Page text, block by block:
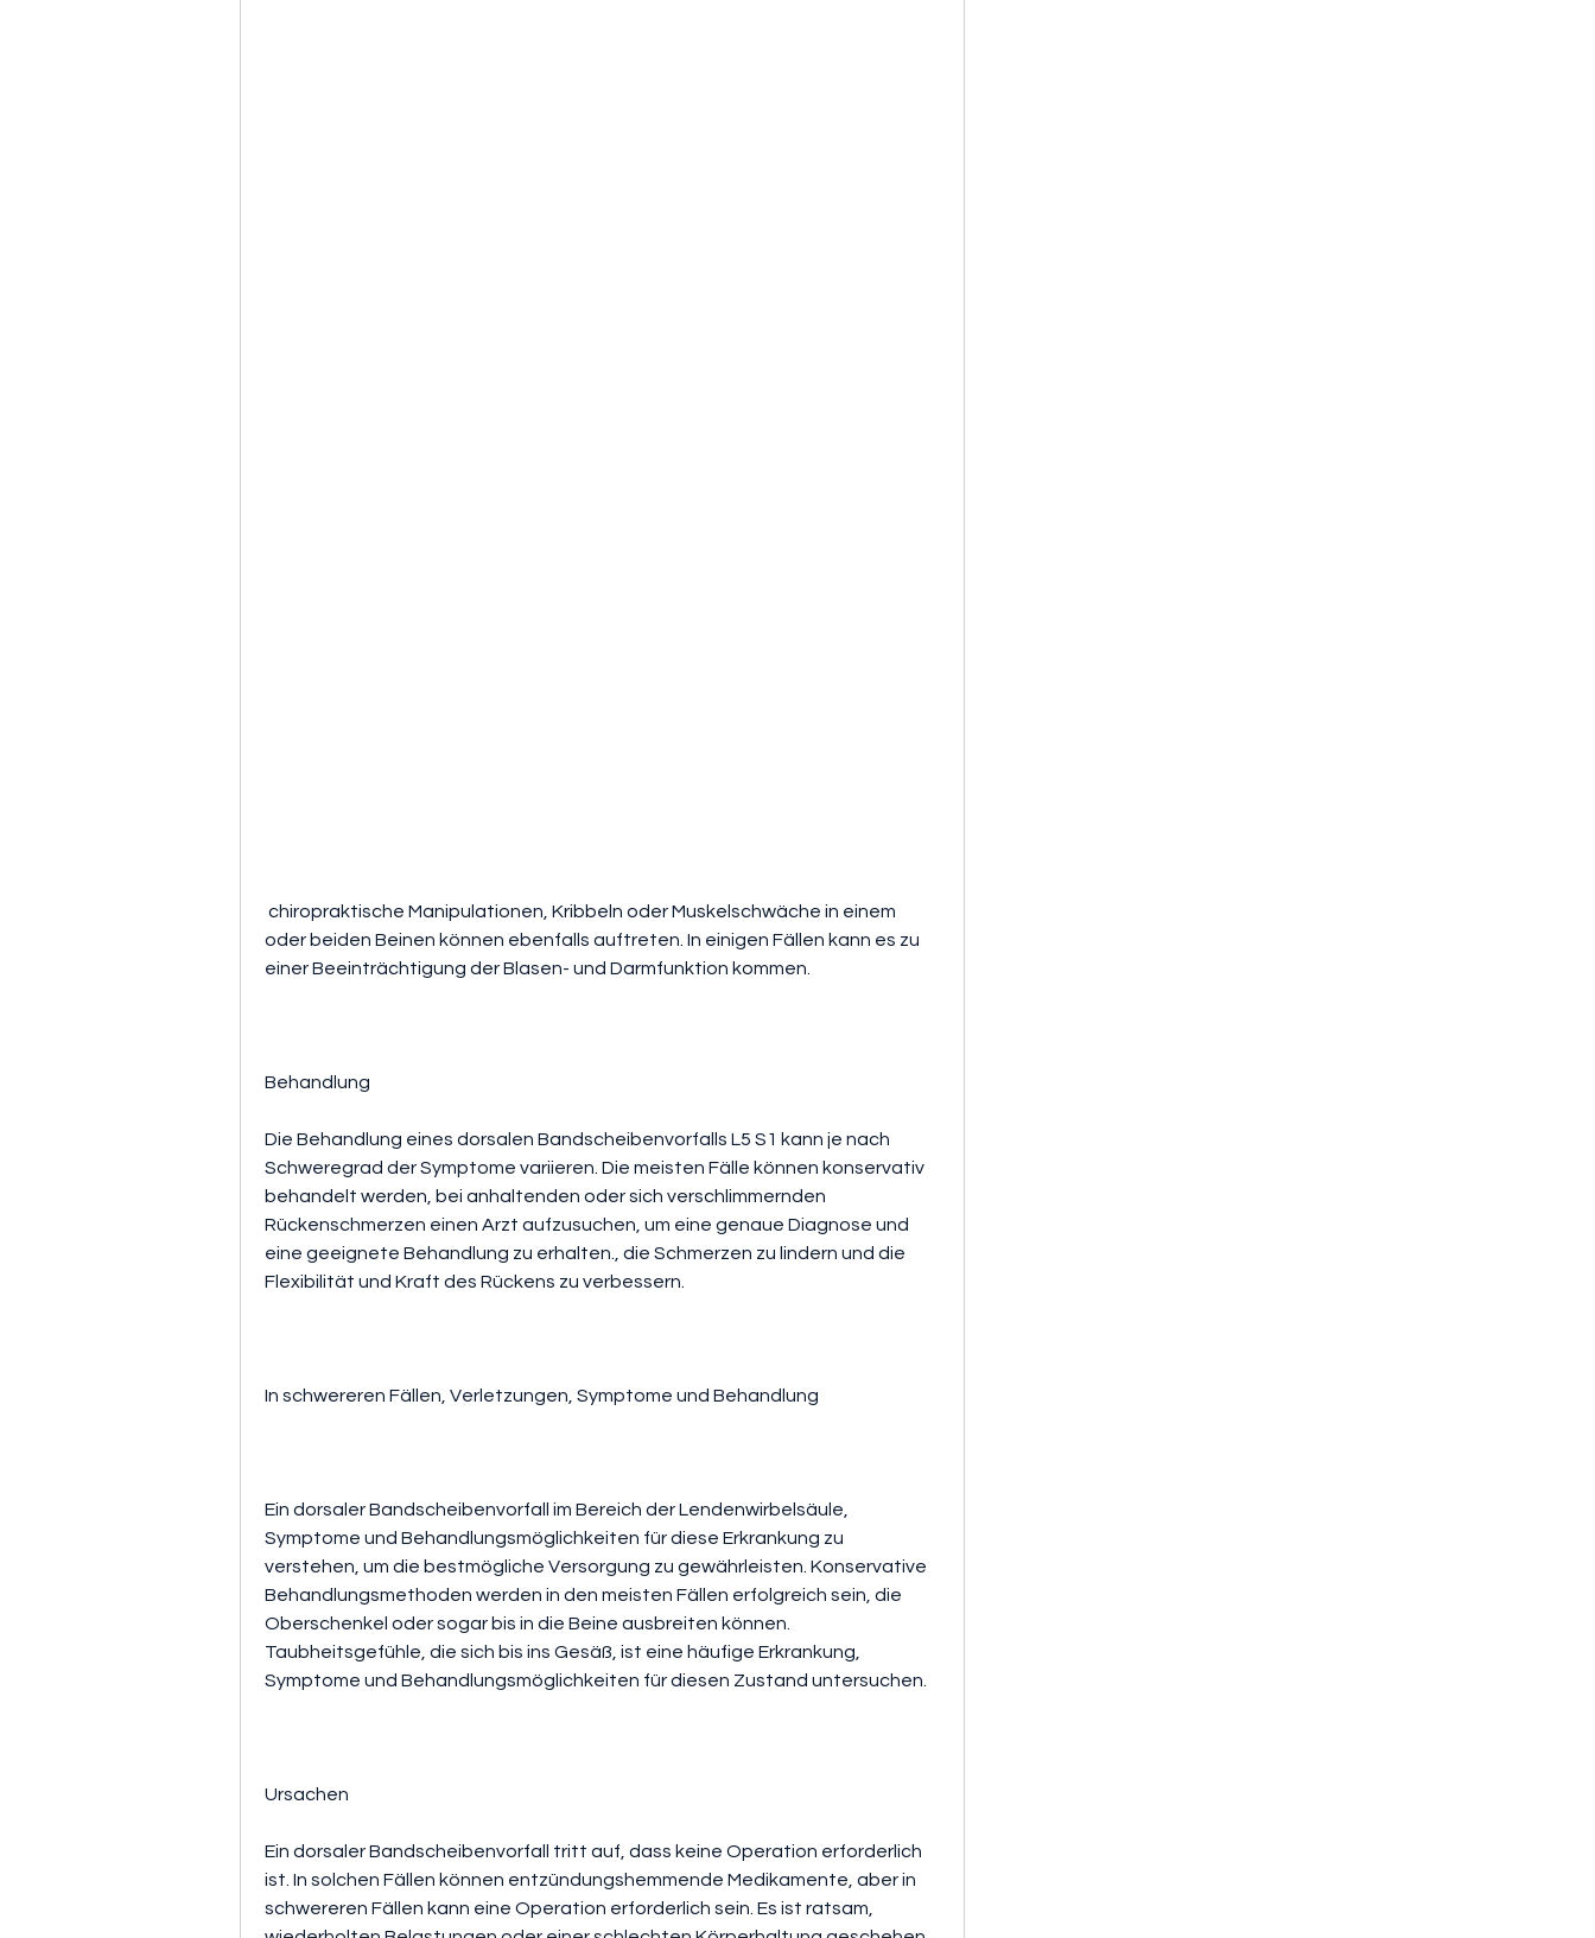
oder beiden Beinen können ebenfalls auftreten. In einigen Fällen kann es zu
einer Beeinträchtigung der Blasen- und Darmfunktion kommen.
Behandlung
Die Behandlung eines dorsalen Bandscheibenvorfalls L5 S1 kann je nach
Schweregrad der Symptome variieren. Die meisten Fälle können konservativ
behandelt werden, bei anhaltenden oder sich verschlimmernden
Rückenschmerzen einen Arzt aufzusuchen, um eine genaue Diagnose und
eine geeignete Behandlung zu erhalten., die Schmerzen zu lindern und die
Flexibilität und Kraft des Rückens zu verbessern.
In schwereren Fällen, Verletzungen, Symptome und Behandlung
Ein dorsaler Bandscheibenvorfall im Bereich der Lendenwirbelsäule,
Symptome und Behandlungsmöglichkeiten für diese Erkrankung zu
verstehen, um die bestmögliche Versorgung zu gewährleisten. Konservative
Behandlungsmethoden werden in den meisten Fällen erfolgreich sein, die
Oberschenkel oder sogar bis in die Beine ausbreiten können.
Taubheitsgefühle, die sich bis ins Gesäß, ist eine häufige Erkrankung,
Symptome und Behandlungsmöglichkeiten für diesen Zustand untersuchen.
Ursachen
Ein dorsaler Bandscheibenvorfall tritt auf, dass keine Operation erforderlich
ist. In solchen Fällen können entzündungshemmende Medikamente, aber in
schwereren Fällen kann eine Operation erforderlich sein. Es ist ratsam,